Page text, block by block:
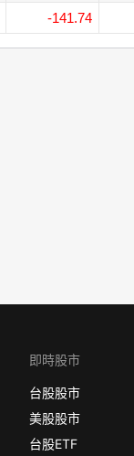
-141.74
即時股市
台股股市
美股股市
台股ETF